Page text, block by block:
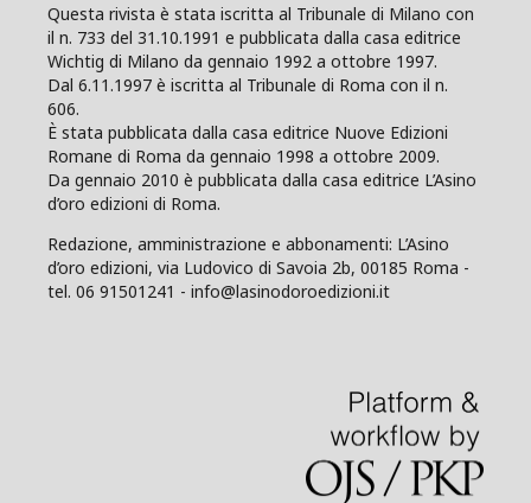
Questa rivista è stata iscritta al Tribunale di Milano con
il n. 733 del 31.10.1991 e pubblicata dalla casa editrice
Wichtig di Milano da gennaio 1992 a ottobre 1997.
Dal 6.11.1997 è iscritta al Tribunale di Roma con il n.
606.
È stata pubblicata dalla casa editrice Nuove Edizioni
Romane di Roma da gennaio 1998 a ottobre 2009.
Da gennaio 2010 è pubblicata dalla casa editrice L’Asino
d’oro edizioni di Roma.
Redazione, amministrazione e abbonamenti: L’Asino
d’oro edizioni, via Ludovico di Savoia 2b, 00185 Roma -
tel. 06 91501241 - info@lasinodoroedizioni.it